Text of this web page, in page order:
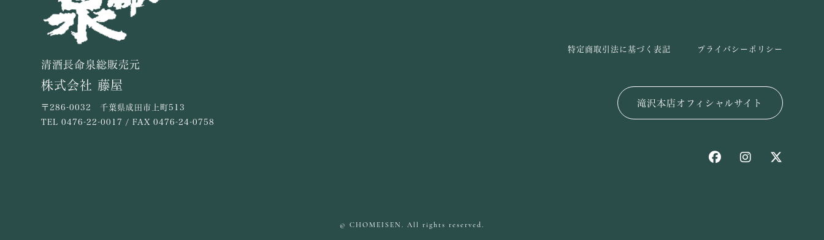
清酒長命泉総販売元
株式会社 藤屋
〒286-0032 千葉県成田市上町513
TEL0476-22-0017 / FAX 0476-24-0758
滝沢本店オフィシャルサイト
特定商取引法に基づく表記 プライバシーポリシー
© CHOMEISEN. All rights reserved.